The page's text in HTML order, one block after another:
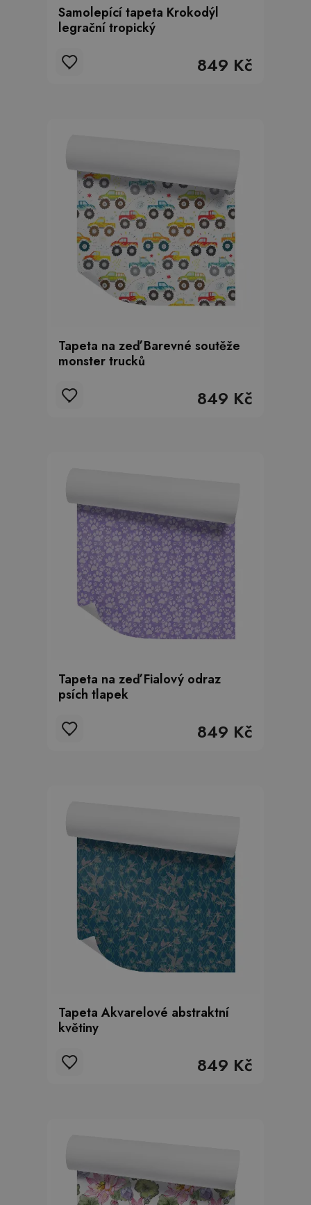
Samolepící tapeta Krokodýl
legrační tropický
849 Kč
Tapeta na zeď Barevné soutěže
monster trucků
849 Kč
Tapeta na zeď Fialový odraz
psích tlapek
849 Kč
Tapeta Akvarelové abstraktní
květiny
849 Kč